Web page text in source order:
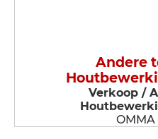
Andere
Verkoop /
OMMA